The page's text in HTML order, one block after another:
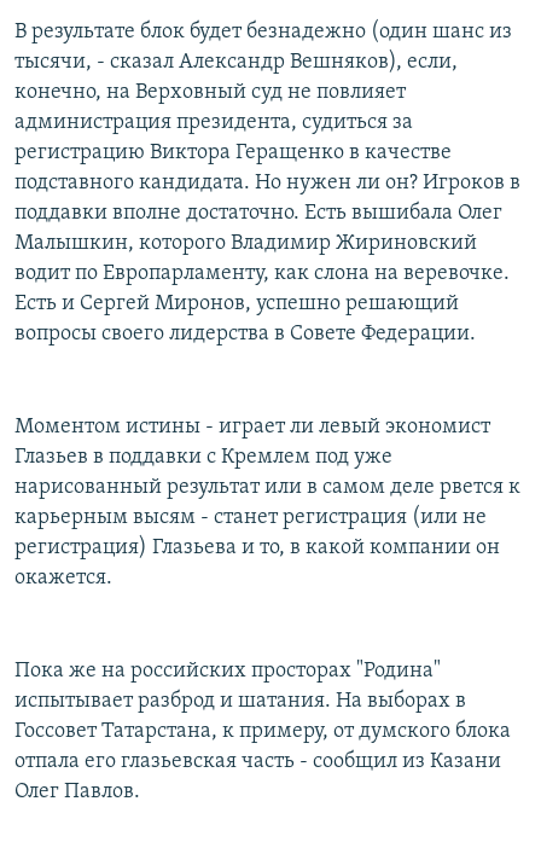
В результате блок будет безнадежно (один шанс из
тысячи, - сказал Александр Вешняков), если,
конечно, на Верховный суд не повлияет
администрация президента, судиться за
регистрацию Виктора Геращенко в качестве
подставного кандидата. Но нужен ли он? Игроков в
поддавки вполне достаточно. Есть вышибала Олег
Малышкин, которого Владимир Жириновский
водит по Европарламенту, как слона на веревочке.
Есть и Сергей Миронов, успешно решающий
вопросы своего лидерства в Совете Федерации.
Моментом истины - играет ли левый экономист
Глазьев в поддавки с Кремлем под уже
нарисованный результат или в самом деле рвется к
карьерным высям - станет регистрация (или не
регистрация) Глазьева и то, в какой компании он
окажется.
Пока же на российских просторах "Родина"
испытывает разброд и шатания. На выборах в
Госсовет Татарстана, к примеру, от думского блока
отпала его глазьевская часть - сообщил из Казани
Олег Павлов.